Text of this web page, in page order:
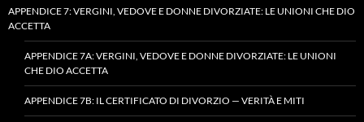
APPENDICE 7: VERGINI, VEDOVE E DONNE DIVORZIATE: LE UNIONI CHE DIO
ACCETTA
APPENDICE 7A: VERGINI, VEDOVE E DONNE DIVORZIATE: LE UNIONI
CHE DIO ACCETTA
APPENDICE 7B: IL CERTIFICATO DI DIVORZIO — VERITÀ E MITI